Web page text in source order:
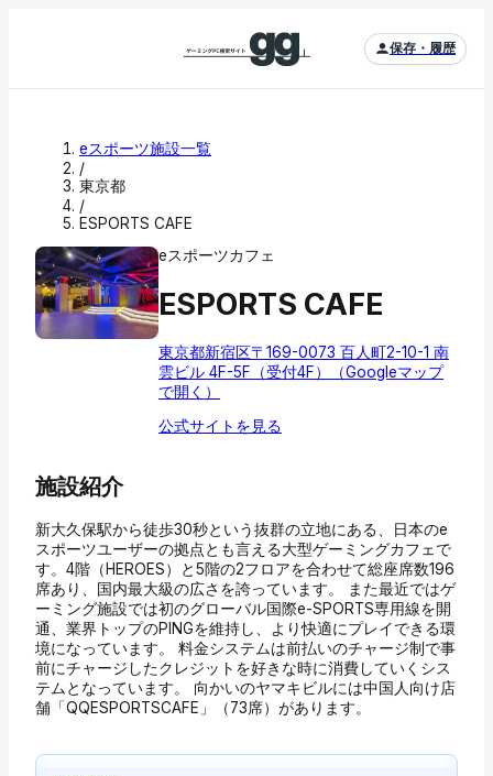
保存・履歴
eスポーツ施設一覧
/
東京都
/
ESPORTS CAFE
eスポーツカフェ
ESPORTS CAFE
東京都新宿区〒169-0073 百人町2-10-1 南
雲ビル 4F-5F（受付4F）
（Googleマップ
で開く）
公式サイトを見る
施設紹介
新大久保駅から徒歩30秒という抜群の立地にある、日本のe
スポーツユーザーの拠点とも言える大型ゲーミングカフェで
す。4階（HEROES）と5階の2フロアを合わせて総座席数196
席あり、国内最大級の広さを誇っています。 また最近ではゲ
ーミング施設では初のグローバル国際e-SPORTS専用線を開
通、業界トップのPINGを維持し、より快適にプレイできる環
境になっています。 料金システムは前払いのチャージ制で事
前にチャージしたクレジットを好きな時に消費していくシス
テムとなっています。 向かいのヤマキビルには中国人向け店
舗「QQESPORTSCAFE」（73席）があります。